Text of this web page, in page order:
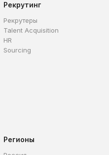
Рекрутинг
Рекрутеры
Talent Acquisition
HR
Sourcing
Регионы